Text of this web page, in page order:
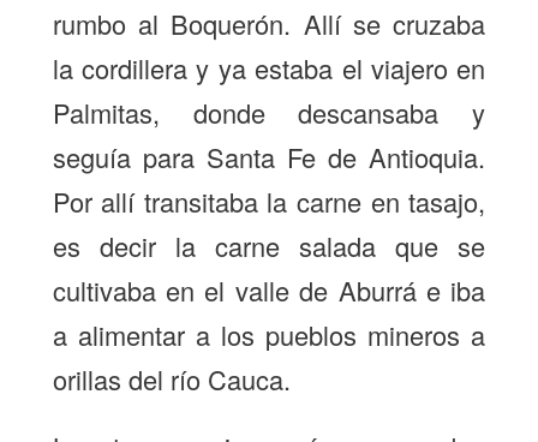
rumbo al Boquerón. Allí se cruzaba
la cordillera y ya estaba el viajero en
Palmitas, donde descansaba y
seguía para Santa Fe de Antioquia.
Por allí transitaba la carne en tasajo,
es decir la carne salada que se
cultivaba en el valle de Aburrá e iba
a alimentar a los pueblos mineros a
orillas del río Cauca.